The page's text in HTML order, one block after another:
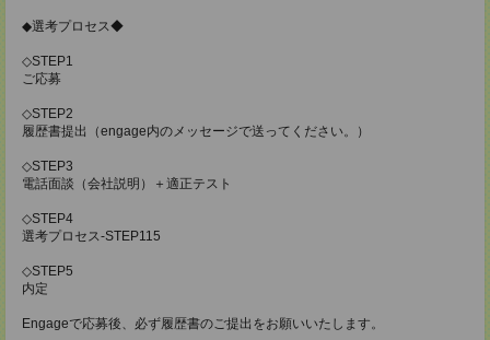
◆選考プロセス◆
◇STEP1
ご応募
◇STEP2
履歴書提出（engage内のメッセージで送ってください。）
◇STEP3
電話面談（会社説明）＋適正テスト
◇STEP4
選考プロセス-STEP115
◇STEP5
内定
Engageで応募後、必ず履歴書のご提出をお願いいたします。